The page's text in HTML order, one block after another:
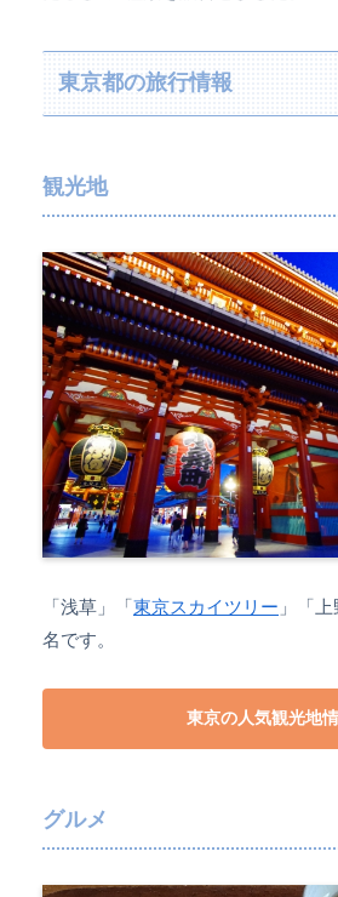
東京都の旅行情報
観光地
「浅草」「東京スカイツリー 」「
名です。
東京の人気観光地
グルメ